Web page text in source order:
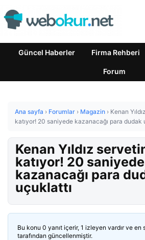
Güncel Haberler Firma Rehberi
Forum
Ana sayfa › Forumlar › Magazin › Kenan
katıyor! 20 saniyede kazanacağı para dudak
Kenan Yıldız
katıyor! 20 saniyede
kazanacağı para
uçuklattı
Bu konu 0 yanıt içerir, 1 izleyen vardır ve en
tarafından güncellenmiştir.